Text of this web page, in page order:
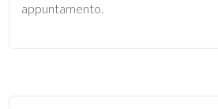
appuntamento.